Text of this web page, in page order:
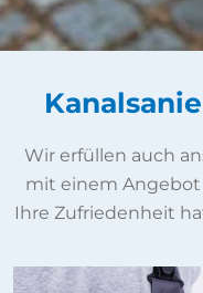
Wir erfüllen auch
mit einem Angebot
Ihre Zufriedenheit